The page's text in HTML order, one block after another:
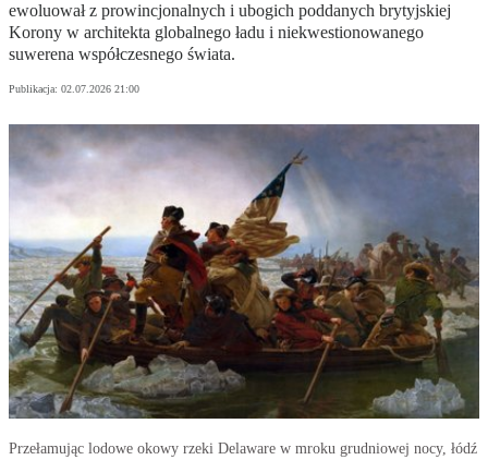
ewoluował z prowincjonalnych i ubogich poddanych brytyjskiej
Korony w architekta globalnego ładu i niekwestionowanego
suwerena współczesnego świata.
Publikacja: 02.07.2026 21:00
Przełamując lodowe okowy rzeki Delaware w mroku grudniowej nocy, łódź